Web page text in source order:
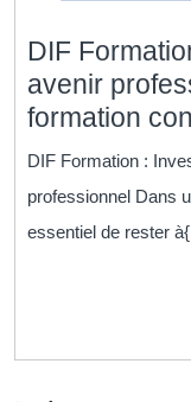
DIF
avenir
formation
DIF Formation :
professionnel Dans
essentiel de rester